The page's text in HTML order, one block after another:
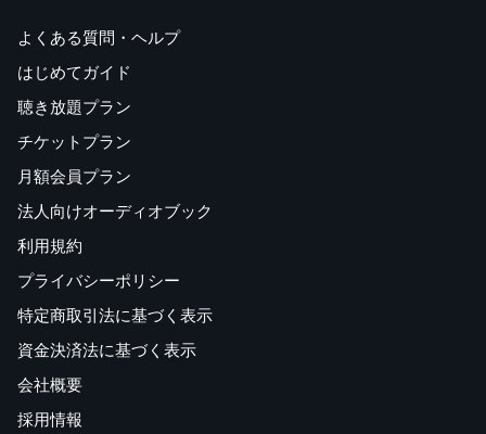
よくある質問・ヘルプ
はじめてガイド
聴き放題プラン
チケットプラン
月額会員プラン
法人向けオーディオブック
利用規約
プライバシーポリシー
特定商取引法に基づく表示
資金決済法に基づく表示
会社概要
採用情報